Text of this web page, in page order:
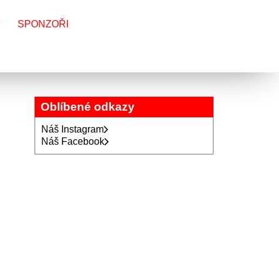
SPONZOŘI
Oblíbené odkazy
Náš Instagram
Náš Facebook